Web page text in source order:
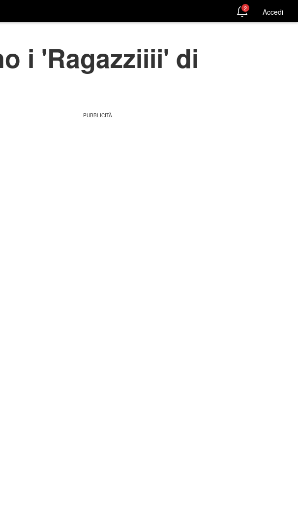
2 Accedi
i 'Ragazziiii' di